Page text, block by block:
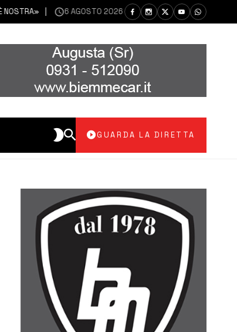
6 AGOSTO 2026 SIRACUSA | CARTA SU PARCO DEGLI
GUARDA LA DIRETTA